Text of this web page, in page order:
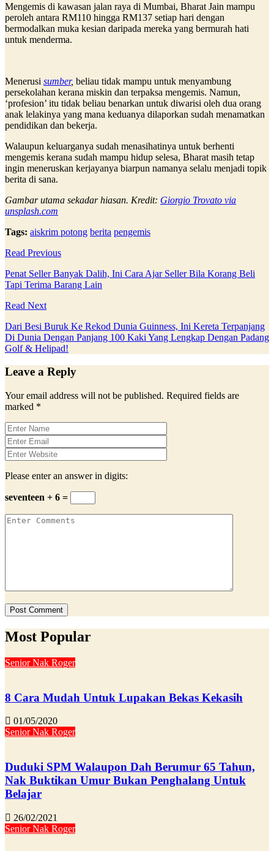
Mengemis di kawasan jalan raya di Mumbai, Bharat Jain mampu
peroleh antara RM110 hingga RM137 setiap hari dengan
bermodalkan muka kesian daripada mereka yang bermurah hati
untuk menderma.
Menerusi sumber, beliau tidak mampu untuk menyambung
persekolahan kerana miskin dan terpaksa mengemis. Namun,
‘profesion’ itu tidak beliau benarkan untuk diwarisi oleh dua orang
anak lelakinya yang mana keduanya dilaporkan sudah menamatkan
pendidikan dan bekerja.
Walaupun keluarganya sudah menasihatinya untuk berhenti
mengemis kerana sudah mampu hidup selesa, Bharat masih tetap
ingin meneruskan kerjayanya biarpun namanya selalu menjadi topik
berita di sana.
Gambar utama sekadar hiasan. Kredit: Giorgio Trovato via
unsplash.com
Tags: aiskrim potong berita pengemis
Read Previous
Penat Seller Banyak Dalih, Ini Cara Ajar Seller Bila Korang Beli
Tapi Terima Barang Lain
Read Next
Dari Besi Buruk Ke Rekod Dunia Guinness, Ini Kereta Terpanjang
Di Dunia Dengan Panjang 100 Kaki Yang Lengkap Dengan Padang
Golf & Helipad!
Leave a Reply
Your email address will not be published. Required fields are
marked *
Please enter an answer in digits:
seventeen + 6 =
Most Popular
Senior Nak Roger
8 Cara Mudah Untuk Lupakan Bekas Kekasih
01/05/2020
Senior Nak Roger
Duduki SPM Walaupon Dah Berumur 65 Tahun,
Nak Buktikan Umur Bukan Penghalang Untuk
Belajar
26/02/2021
Senior Nak Roger